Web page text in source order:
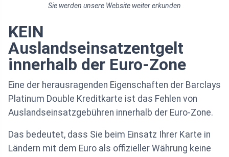
Sie werden unsere Website weiter erkunden
KEIN
Auslandseinsatzentgelt
innerhalb der Euro-Zone
Eine der herausragenden Eigenschaften der Barclays
Platinum Double Kreditkarte ist das Fehlen von
Auslandseinsatzgebühren innerhalb der Euro-Zone.
Das bedeutet, dass Sie beim Einsatz Ihrer Karte in
Ländern mit dem Euro als offizieller Währung keine